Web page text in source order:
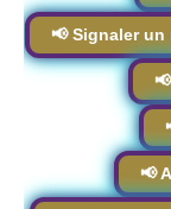
📢 Signaler
📢